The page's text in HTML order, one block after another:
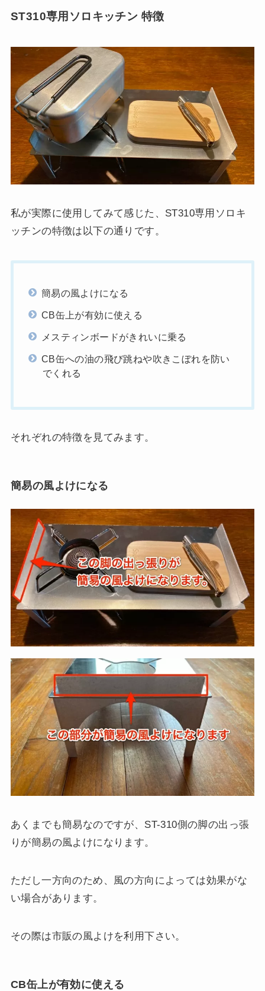
ST310専用ソロキッチン 特徴
私が実際に使用してみて感じた、ST310専用ソロキ
ッチンの特徴は以下の通りです。
簡易の風よけになる
CB缶上が有効に使える
メスティンボードがきれいに乗る
CB缶への油の飛び跳ねや吹きこぼれを防い
でくれる
それぞれの特徴を見てみます。
簡易の風よけになる
あくまでも簡易なのですが、ST-310側の脚の出っ張
りが簡易の風よけになります。
ただし一方向のため、風の方向によっては効果がな
い場合があります。
その際は市販の風よけを利用下さい。
CB缶上が有効に使える